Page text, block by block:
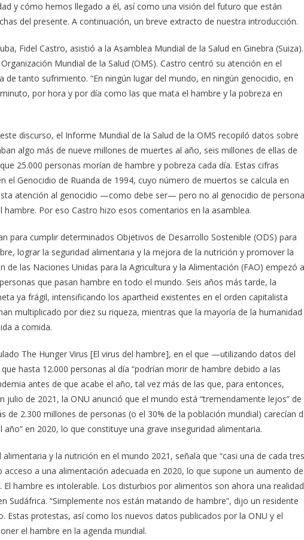
y cómo hemos llegado a él, así como una visión del futuro que están
del presente. A continuación, un breve extracto de nuestra introducción.
Fidel Castro, asistió a la Asamblea Mundial de la Salud en Ginebra (Suiza).
Mundial de la Salud (OMS). Castro centró su atención en el
de tanto sufrimiento. “En ningún lugar del mundo, en ningún genocidio, en
por hora y por día como las que mata el hambre y la pobreza en
discurso, el Informe Mundial de la Salud de la OMS recopiló datos sobre
algo más de nueve millones de muertes al año, seis millones de ellas de
25.000 personas morían de hambre y pobreza cada día. Estas cifras
el Genocidio de Ruanda de 1994, cuyo número de muertos se calcula en
atención al genocidio —como debe ser— pero no al genocidio de
Por eso Castro hizo esos comentarios en la asamblea.
para cumplir determinados Objetivos de Desarrollo Sostenible (ODS) para
lograr la seguridad alimentaria y la mejora de la nutrición y promover la
de las Naciones Unidas para la Agricultura y la Alimentación (FAO) empezó a
que pasan hambre en todo el mundo. Seis años más tarde, la
ya frágil, intensificando los apartheid existentes en el orden capitalista
multiplicado por diez su riqueza, mientras que la mayoría de la humanidad
a comida.
The Hunger Virus [El virus del hambre], en el que —utilizando datos del
hasta 12.000 personas al día “podrían morir de hambre debido a las
antes de que acabe el año, tal vez más de las que, para entonces,
julio de 2021, la ONU anunció que el mundo está “tremendamente lejos” de
de 2.300 millones de personas (o el 30% de la población mundial) carecían
en 2020, lo que constituye una grave inseguridad alimentaria.
y la nutrición en el mundo 2021, señala que “casi una de cada tres
a una alimentación adecuada en 2020, lo que supone un aumento de
hambre es intolerable. Los disturbios por alimentos son ahora una
Sudáfrica. “Simplemente nos están matando de hambre”, dijo un residente
Estas protestas, así como los nuevos datos publicados por la ONU y el
el hambre en la agenda mundial.